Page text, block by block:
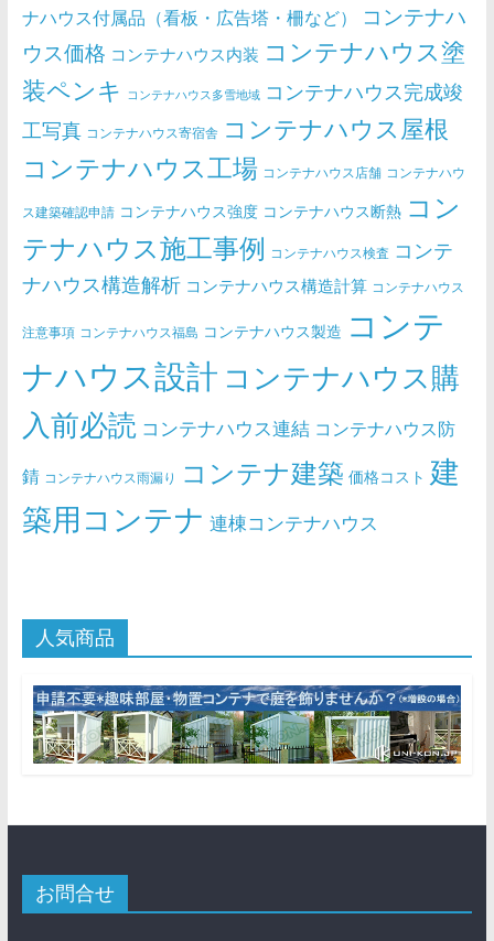
ナハウス付属品（看板・広告塔・柵など）
コンテナハ
ウス価格 コンテナハウス内装 コンテナハウス塗
装ペンキ コンテナハウス多雪地域 コンテナハウス完成竣
工写真 コンテナハウス寄宿舎 コンテナハウス屋根
コンテナハウス工場 コンテナハウス店舗 コンテナハウ
ス建築確認申請 コンテナハウス強度 コンテナハウス断熱 コン
テナハウス施工事例 コンテナハウス検査 コンテ
ナハウス構造解析 コンテナハウス構造計算 コンテナハウス
注意事項 コンテナハウス福島 コンテナハウス製造 コンテ
ナハウス設計 コンテナハウス購
入前必読 コンテナハウス連結 コンテナハウス防
錆 コンテナハウス雨漏り コンテナ建築 価格コスト 建
築用コンテナ 連棟コンテナハウス
人気商品
お問合せ